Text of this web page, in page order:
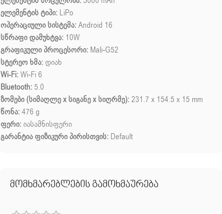
ელემენტის ტიპი: LiPo
ოპერაციული სისტემა:Android 16
სწრაფი დამუხტვა: 10W
გრაფიკული პროცესორი: Mali-G52
სტერეო ხმა: დიახ
Wi-Fi:Wi-Fi 6
Bluetooth: 5.0
ზომები (სიმაღლე x სიგანე x სიღრმე):231.7 x 154.5 x 15 mm
წონა:476 g
ფერი:იასამნისფერი
გარანტია ფიზიკური პირისთვის: Default
მომხმარებლების გამოხმაურება